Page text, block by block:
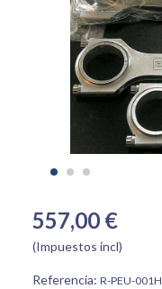
557,00 €
(Impuestos incl)
Referencia: R-PEU-001H